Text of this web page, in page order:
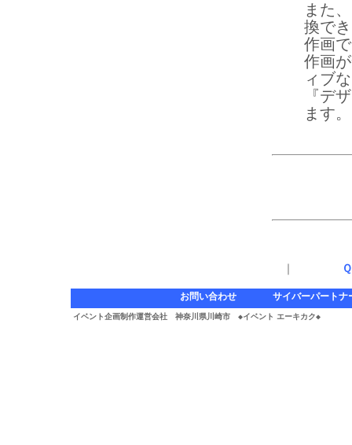
また
換で
作画
作画
ィブ
『デ
ます。
｜
お問い合わせ サイバーパートナ
イベント企画制作運営会社 神奈川県川崎市 ◆イベント エーキカク◆